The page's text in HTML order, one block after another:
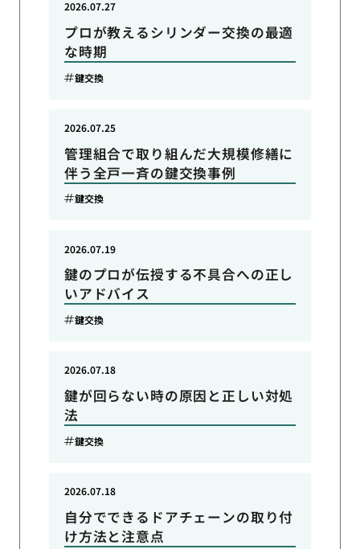
プロが教えるシリンダー交換の最適
な時期
2026.07.27
鍵交換
管理組合で取り組んだ大規模修繕に
伴う全戸一斉の鍵交換事例
2026.07.25
鍵交換
鍵のプロが伝授する不具合への正し
いアドバイス
2026.07.19
鍵交換
鍵が回らない時の原因と正しい対処
法
2026.07.18
鍵交換
自分でできるドアチェーンの取り付
け方法と注意点
2026.07.18